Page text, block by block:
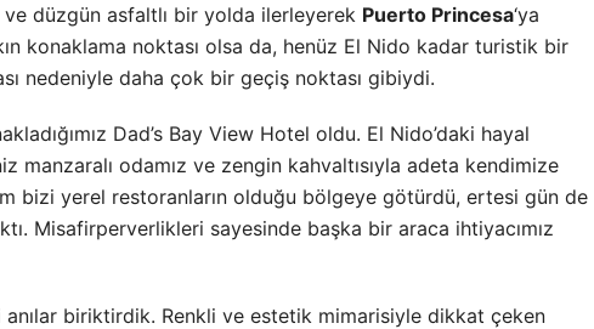
düzgün asfaltlı bir yolda ilerleyerek Puerto Princesa‘ya
konaklama noktası olsa da, henüz El Nido kadar turistik bir
nedeniyle daha çok bir geçiş noktası gibiydi.
Dad’s Bay View Hotel oldu. El Nido’daki hayal
manzaralı odamız ve zengin kahvaltısıyla adeta kendimize
bizi yerel restoranların olduğu bölgeye götürdü, ertesi gün de
Misafirperverlikleri sayesinde başka bir araca ihtiyacımız
anılar biriktirdik. Renkli ve estetik mimarisiyle dikkat çeken